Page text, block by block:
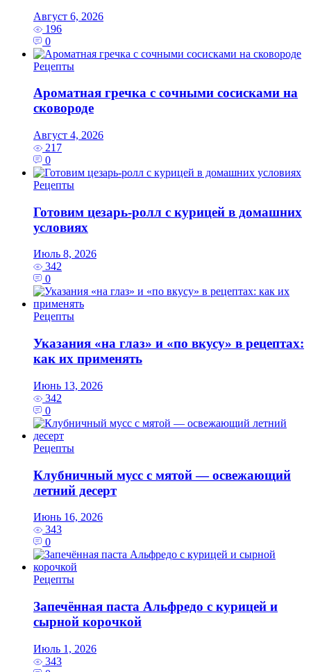
Август 6, 2026
196
0
Рецепты
Ароматная гречка с сочными сосисками на
сковороде
Август 4, 2026
217
0
Рецепты
Готовим цезарь‑ролл с курицей в домашних
условиях
Июль 8, 2026
342
0
Рецепты
Указания «на глаз» и «по вкусу» в рецептах:
как их применять
Июнь 13, 2026
342
0
Рецепты
Клубничный мусс с мятой — освежающий
летний десерт
Июнь 16, 2026
343
0
Рецепты
Запечённая паста Альфредо с курицей и
сырной корочкой
Июль 1, 2026
343